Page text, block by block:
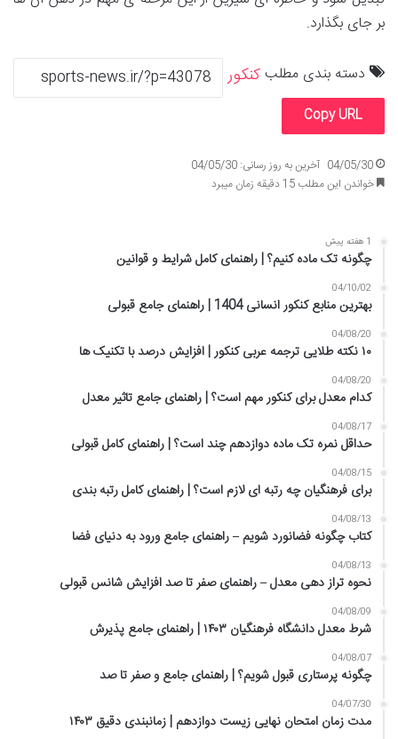
بر جای بگذارد.
دسته بندی مطلب کنکور
Copy URL
04/05/30 آخرین به روز رسانی: 04/05/30
خواندن این مطلب 15 دقیقه زمان میبرد
1 هفته پیش
چگونه تک ماده کنیم؟ | راهنمای کامل شرایط و قوانین
04/10/02
بهترین منابع کنکور انسانی 1404 | راهنمای جامع قبولی
04/08/20
۱۰ نکته طلایی ترجمه عربی کنکور | افزایش درصد با تکنیک ها
04/08/20
کدام معدل برای کنکور مهم است؟ | راهنمای جامع تاثیر معدل
04/08/17
حداقل نمره تک ماده دوازدهم چند است؟ | راهنمای کامل قبولی
04/08/15
برای فرهنگیان چه رتبه ای لازم است؟ | راهنمای کامل رتبه بندی
04/08/13
کتاب چگونه فضانورد شویم – راهنمای جامع ورود به دنیای فضا
04/08/13
نحوه تراز دهی معدل – راهنمای صفر تا صد افزایش شانس قبولی
04/08/09
شرط معدل دانشگاه فرهنگیان ۱۴۰۳ | راهنمای جامع پذیرش
04/08/07
چگونه پرستاری قبول شویم؟ | راهنمای جامع و صفر تا صد
04/07/30
مدت زمان امتحان نهایی زیست دوازدهم | زمانبندی دقیق ۱۴۰۳